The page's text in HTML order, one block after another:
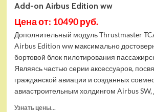
Add-on Airbus Edition ww
Цена от: 10490 руб.
Дополнительный модуль Thrustmaster
Airbus Edition ww максимально
бортовой блок пилотирования
Являясь частью серии аксессуаров,
гражданской авиации и созданных
авиастроительным холдингом Airbus SW,
Узнать цены...